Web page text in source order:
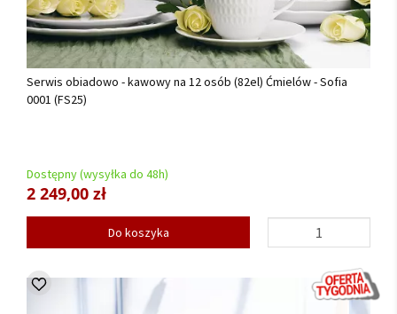
Serwis obiadowo - kawowy na 12 osób (82el) Ćmielów - Sofia
0001 (FS25)
Dostępny (wysyłka do 48h)
2 249,00 zł
Do koszyka